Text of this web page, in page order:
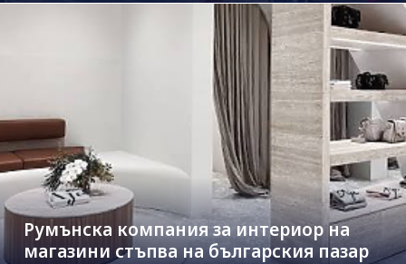
Румънска компания за интериор на
магазини стъпва на българския пазар